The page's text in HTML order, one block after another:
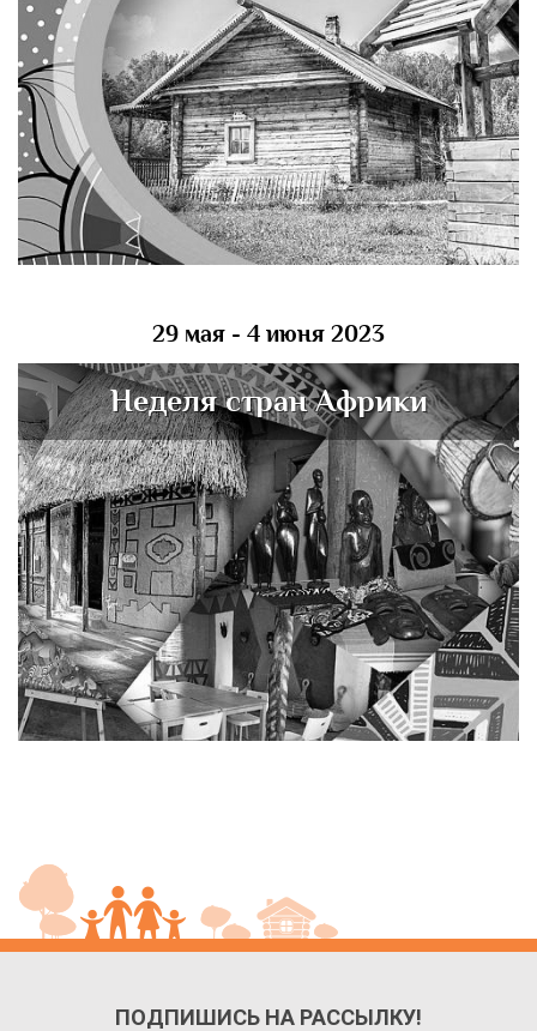
29 мая - 4 июня 2023
Неделя стран Африки
ПОДПИШИСЬ НА РАССЫЛКУ!